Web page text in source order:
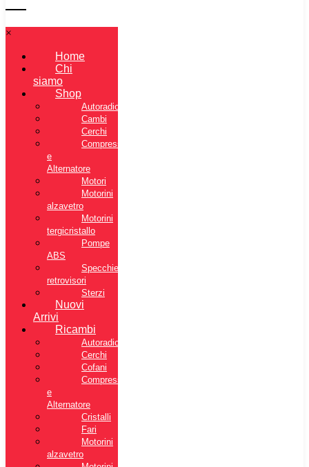
×
Home
Chi
siamo
Shop
Autoradio
Cambi
Cerchi
Compressore
e
Alternatore
Motori
Motorini
alzavetro
Motorini
tergicristallo
Pompe
ABS
Specchietti
retrovisori
Sterzi
Nuovi
Arrivi
Ricambi
Autoradio
Cerchi
Cofani
Compressore
e
Alternatore
Cristalli
Fari
Motorini
alzavetro